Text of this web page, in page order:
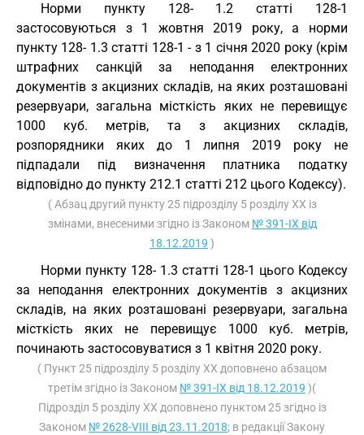
Норми пункту 128- 1.2 статті 128-1
застосовуються з 1 жовтня 2019 року, а норми
пункту 128- 1.3 статті 128-1 - з 1 січня 2020 року (крім
штрафних санкцій за неподання електронних
документів з акцизних складів, на яких розташовані
резервуари, загальна місткість яких не перевищує
1000 куб. метрів, та з акцизних складів,
розпорядники яких до 1 липня 2019 року не
підпадали під визначення платника податку
відповідно до пункту 212.1 статті 212 цього Кодексу).
( Абзац другий пункту 25 підрозділу 5 розділу XX із
змінами, внесеними згідно із Законом № 391-IX від
18.12.2019 )
Норми пункту 128- 1.3 статті 128-1 цього Кодексу
за неподання електронних документів з акцизних
складів, на яких розташовані резервуари, загальна
місткість яких не перевищує 1000 куб. метрів,
починають застосовуватися з 1 квітня 2020 року.
( Пункт 25 підрозділу 5 розділу XX доповнено абзацом
третім згідно із Законом № 391-IX від 18.12.2019 )(
Підрозділ 5 розділу XX доповнено пунктом 25 згідно із
Законом № 2628-VIII від 23.11.2018; в редакції Закону